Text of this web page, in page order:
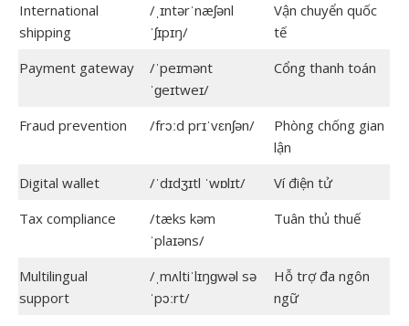
International
shipping
/ˌɪntərˈnæʃənl
ˈʃɪpɪŋ/
Vận chuyển quốc
tế
Payment gateway
/ˈpeɪmənt
ˈɡeɪtweɪ/
Cổng thanh toán
Fraud prevention /frɔːd prɪˈvɛnʃən/
Phòng chống gian
lận
Digital wallet
/ˈdɪdʒɪtl ˈwɒlɪt/
Ví điện tử
Tax compliance
/tæks kəm
ˈplaɪəns/
Tuân thủ thuế
Multilingual
support
/ˌmʌltiˈlɪŋɡwəl sə
ˈpɔːrt/
Hỗ trợ đa ngôn
ngữ